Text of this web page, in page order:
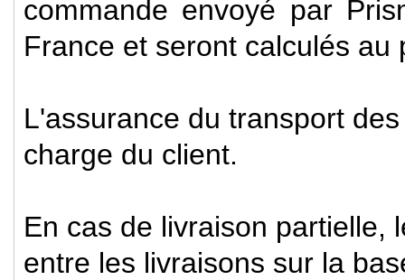
commande envoyé par
France et seront calculés au
L'assurance du transport
charge du client.
En cas de livraison partielle,
entre les livraisons sur la